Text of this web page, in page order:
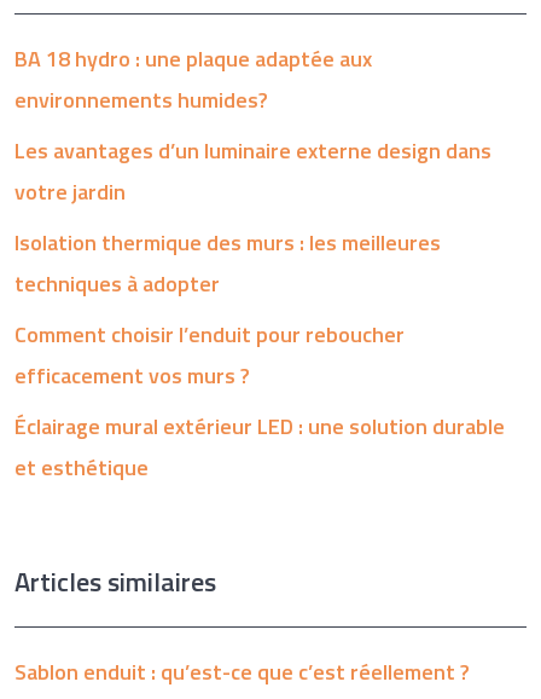
BA 18 hydro : une plaque adaptée aux
environnements humides?
Les avantages d’un luminaire externe design dans
votre jardin
Isolation thermique des murs : les meilleures
techniques à adopter
Comment choisir l’enduit pour reboucher
efficacement vos murs ?
Éclairage mural extérieur LED : une solution durable
et esthétique
Articles similaires
Sablon enduit : qu’est-ce que c’est réellement ?